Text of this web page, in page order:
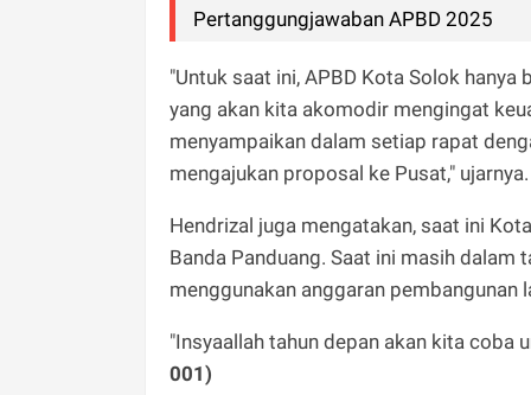
Pertanggungjawaban APBD 2025
"Untuk saat ini, APBD Kota Solok
yang akan kita akomodir mengingat
menyampaikan dalam setiap rapat
mengajukan proposal ke Pusat," ujarnya.
Hendrizal juga mengatakan, saat ini
Banda Panduang. Saat ini masih
menggunakan anggaran pembangunan
"Insyaallah tahun depan akan kita coba
001)